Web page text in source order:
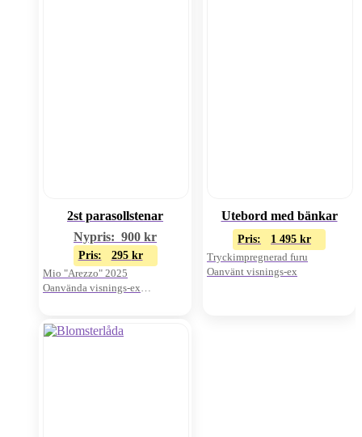
2st parasollstenar
Nypris: 900 kr
Pris: 295 kr
Mio "Arezzo" 2025
Oanvända visnings-ex
Utebord med bänkar
Pris: 1 495 kr
Tryckimpregnerad furu
Oanvänt visnings-ex